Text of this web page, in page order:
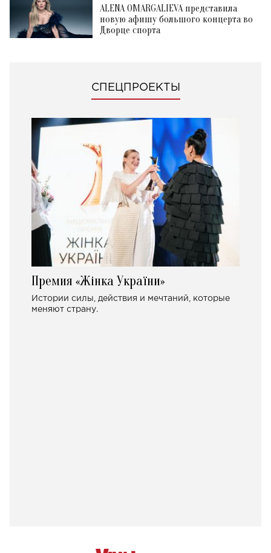
ALENA OMARGALIEVA представила
новую афишу большого концерта во
Дворце спорта
СПЕЦПРОЕКТЫ
Премия «Жінка України»
Истории силы, действия и мечтаний, которые
меняют страну.